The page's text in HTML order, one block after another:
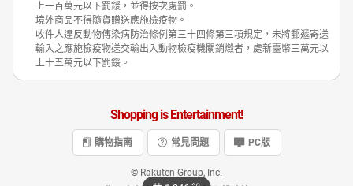
上一百萬元以下罰鍰，並得按次處罰。
境外商品不得隨貨贈送應施檢疫物。
收件人違反動物傳染病防治條例第三十四條第三項規定，未將郵遞寄送
輸入之應施檢疫物送交輸出入動物檢疫機關銷燬者，處新臺幣三萬元以
上十五萬元以下罰鍰。
Shopping is Entertainment!
購物指南 常見問題 PC版
© Rakuten Group, Inc.